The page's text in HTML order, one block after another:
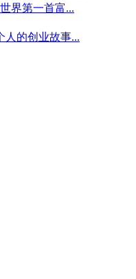
界第一首富...
人的创业故事...